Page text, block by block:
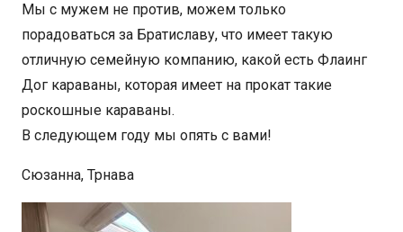
Мы с мужем не против, можем только
порадоваться за Братиславу, что имеет такую
отличную семейную компанию, какой есть Флаинг
Дог караваны, которая имеет на прокат такие
роскошные караваны.
В следующем году мы опять с вами!
Сюзанна, Трнава